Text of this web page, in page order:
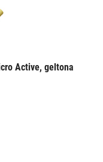
Active, geltona